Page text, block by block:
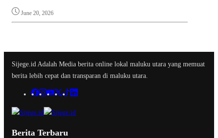
June 20, 2026
Sijege.id Adalah Media berita online lokal maluku utara yang memuat
berita lebih cepat dan transparan di maluku utara.
Berita Terbaru